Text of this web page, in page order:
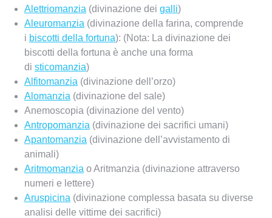
Alettriomanzia (divinazione dei galli)
Aleuromanzia (divinazione della farina, comprende
i biscotti della fortuna): (Nota: La divinazione dei
biscotti della fortuna è anche una forma
di sticomanzia)
Alfitomanzia (divinazione dell’orzo)
Alomanzia (divinazione del sale)
Anemoscopia (divinazione del vento)
Antropomanzia (divinazione dei sacrifici umani)
Apantomanzia (divinazione dell’avvistamento di
animali)
Aritmomanzia o Aritmanzia (divinazione attraverso
numeri e lettere)
Aruspicina (divinazione complessa basata su diverse
analisi delle vittime dei sacrifici)